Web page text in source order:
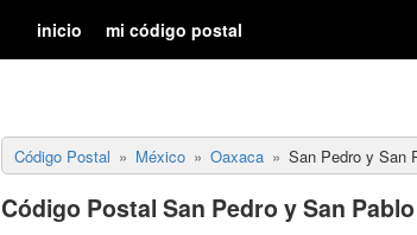
inicio mi código postal
Código Postal México Oaxaca San Pedro y San
Código Postal San Pedro y San